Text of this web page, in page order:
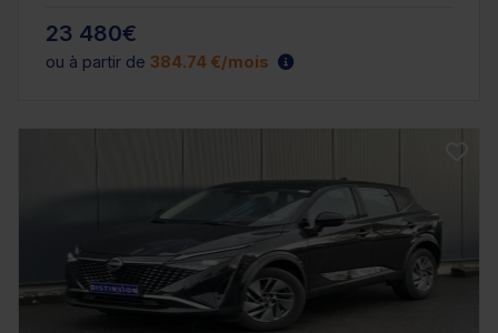
23 480€
ou à partir de 384.74 €/mois